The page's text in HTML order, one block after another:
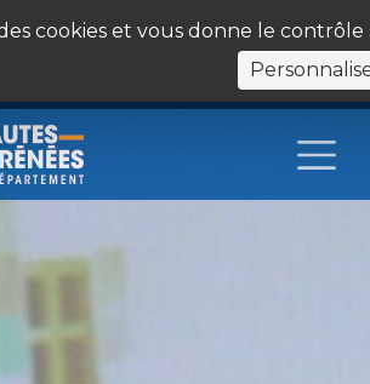
cookies et vous donne le
Les Sites du Département